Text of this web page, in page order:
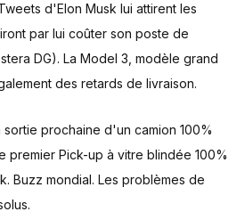
d'Elon Musk lui attirent les
par lui coûter son poste de
DG). La Model 3, modèle grand
des retards de livraison.
sortie prochaine d'un camion 100%
premier Pick-up à vitre blindée 100%
Buzz mondial. Les problèmes de